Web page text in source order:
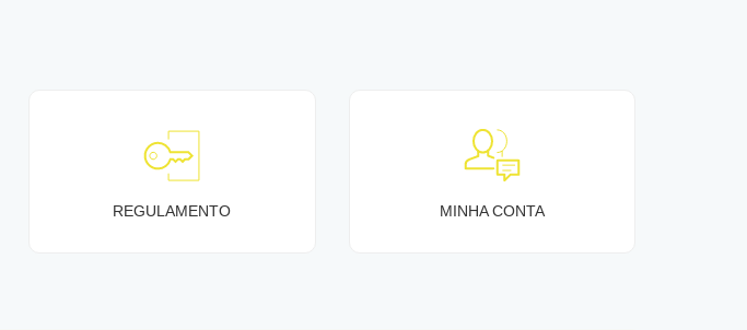
REGULAMENTO MINHA CONTA